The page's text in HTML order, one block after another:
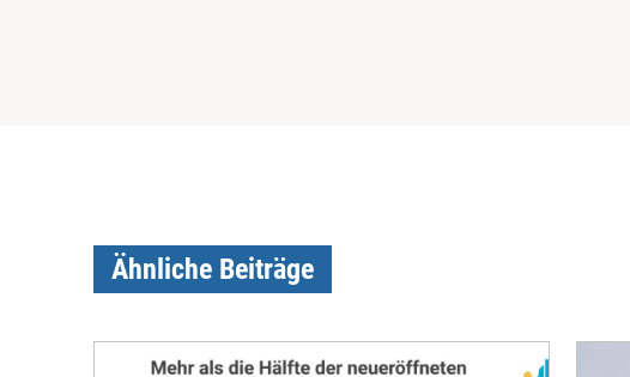
Ähnliche Beiträge